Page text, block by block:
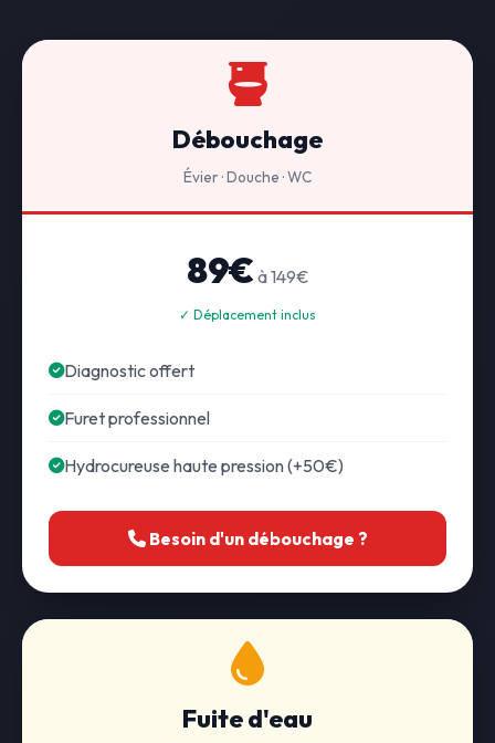
Débouchage
Évier · Douche · WC
89€ à 149€
✓ Déplacement inclus
Diagnostic offert
Furet professionnel
Hydrocureuse haute pression (+50€)
Besoin d'un débouchage ?
Fuite d'eau